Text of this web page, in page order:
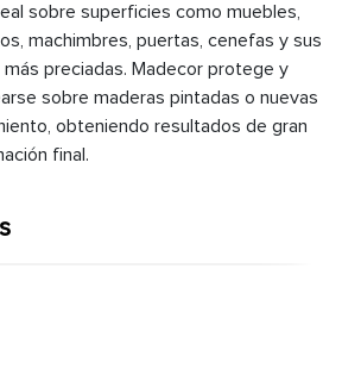
sobre superficies como muebles,
machimbres, puertas, cenefas y sus
preciadas. Madecor protege y
sobre maderas pintadas o nuevas
obteniendo resultados de gran
final.